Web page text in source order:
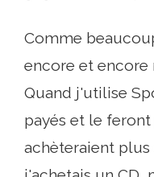
Comme
encore et encore
Quand j'utilise
payés et le
achèteraient